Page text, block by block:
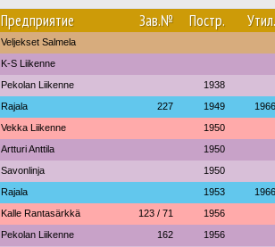
Предприятие Зав.№ Постр. Утил.
Veljekset Salmela
K-S Liikenne
Pekolan Liikenne 1938
Rajala 227 1949 1966
Vekka Liikenne 1950
Artturi Anttila 1950
Savonlinja 1950
Rajala 1953 1966
Kalle Rantasärkkä 123 / 71 1956
Pekolan Liikenne 162 1956